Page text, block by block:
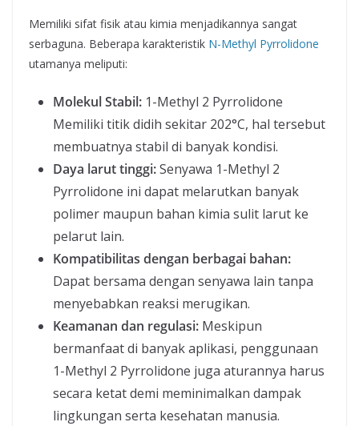
Memiliki sifat fisik atau kimia menjadikannya sangat
serbaguna. Beberapa karakteristik N-Methyl Pyrrolidone
utamanya meliputi:
Molekul Stabil: 1-Methyl 2 Pyrrolidone
Memiliki titik didih sekitar 202°C, hal tersebut
membuatnya stabil di banyak kondisi.
Daya larut tinggi:Senyawa 1-Methyl 2
Pyrrolidone ini dapat melarutkan banyak
polimer maupun bahan kimia sulit larut ke
pelarut lain.
Kompatibilitas dengan berbagai bahan:
Dapat bersama dengan senyawa lain tanpa
menyebabkan reaksi merugikan.
Keamanan dan regulasi: Meskipun
bermanfaat di banyak aplikasi, penggunaan
1-Methyl 2 Pyrrolidone juga aturannya harus
secara ketat demi meminimalkan dampak
lingkungan serta kesehatan manusia.